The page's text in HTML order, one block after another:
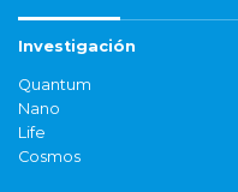
Investigación
Quantum
Nano
Life
Cosmos